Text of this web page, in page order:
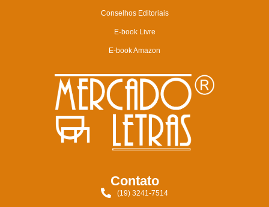
Conselhos Editoriais
E-book Livre
E-book Amazon
Contato
(19) 3241-7514